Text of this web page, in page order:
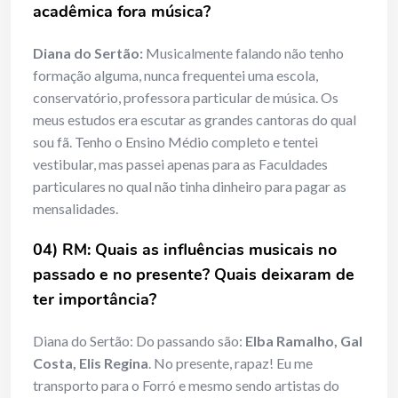
acadêmica fora música?
Diana do Sertão: Musicalmente falando não tenho
formação alguma, nunca frequentei uma escola,
conservatório, professora particular de música. Os
meus estudos era escutar as grandes cantoras do qual
sou fã. Tenho o Ensino Médio completo e tentei
vestibular, mas passei apenas para as Faculdades
particulares no qual não tinha dinheiro para pagar as
mensalidades.
04) RM: Quais as influências musicais no
passado e no presente? Quais deixaram de
ter importância?
Diana do Sertão: Do passando são: Elba Ramalho, Gal
Costa, Elis Regina. No presente, rapaz! Eu me
transporto para o Forró e mesmo sendo artistas do